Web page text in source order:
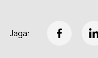
Jaga: